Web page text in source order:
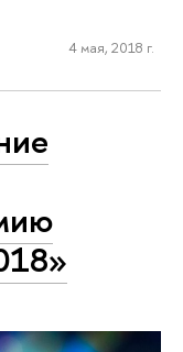
4 мая, 2018 г.